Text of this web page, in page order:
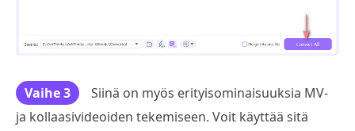
Vaihe 3
Siinä on myös erityisominaisuuksia MV-
ja kollaasivideoiden tekemiseen. Voit käyttää sitä